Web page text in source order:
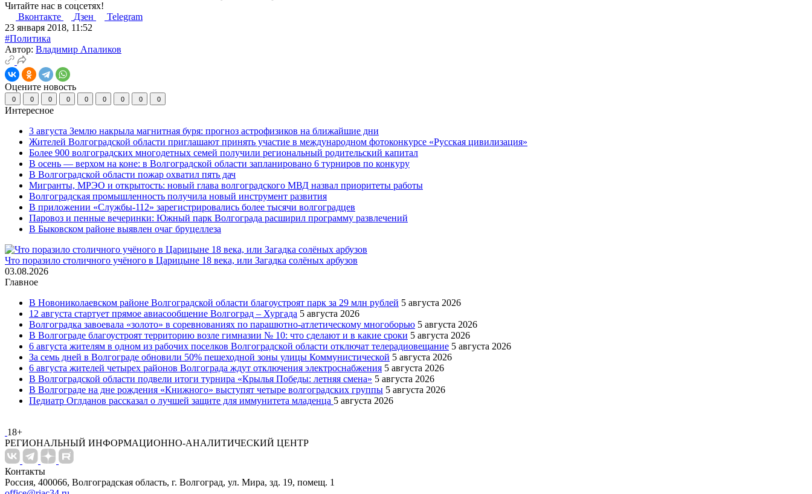
Читайте нас в соцсетях!
Вконтакте
Дзен
Telegram
23 января 2018, 11:52
#Политика
Автор: Владимир Апаликов
Оцените новость
0 0 0 0 0 0 0 0 0
Интересное
3 августа Землю накрыла магнитная буря: прогноз астрофизиков на ближайшие дни
Жителей Волгоградской области приглашают принять участие в международном фотоконкурсе «Русская цивилизация»
Более 900 волгоградских многодетных семей получили региональный родительский капитал
В осень — верхом на коне: в Волгоградской области запланировано 6 турниров по конкуру
В Волгоградской области пожар охватил пять дач
Мигранты, МРЭО и открытость: новый глава волгоградского МВД назвал приоритеты работы
Волгоградская промышленность получила новый инструмент развития
В приложении «Службы-112» зарегистрировались более тысячи волгоградцев
Паровоз и пенные вечеринки: Южный парк Волгограда расширил программу развлечений
В Быковском районе выявлен очаг бруцеллеза
Что поразило столичного учёного в Царицыне 18 века, или Загадка солёных арбузов
03.08.2026
Главное
В Новониколаевском районе Волгоградской области благоустроят парк за 29 млн рублей 5 августа 2026
12 августа стартует прямое авиасообщение Волгоград – Хургада 5 августа 2026
Волгоградка завоевала «золото» в соревнованиях по парашютно-атлетическому многоборью 5 августа 2026
В Волгограде благоустроят территорию возле гимназии № 10: что сделают и в какие сроки 5 августа 2026
6 августа жителям в одном из рабочих поселков Волгоградской области отключат телерадиовещание 5 августа 2026
За семь дней в Волгограде обновили 50% пешеходной зоны улицы Коммунистической 5 августа 2026
6 августа жителей четырех районов Волгограда ждут отключения электроснабжения 5 августа 2026
В Волгоградской области подвели итоги турнира «Крылья Победы: летняя смена» 5 августа 2026
В Волгограде на дне рождения «Книжного» выступят четыре волгоградских группы 5 августа 2026
Педиатр Оглданов рассказал о лучшей защите для иммунитета младенца 5 августа 2026
18+
РЕГИОНАЛЬНЫЙ ИНФОРМАЦИОННО-АНАЛИТИЧЕСКИЙ ЦЕНТР
Контакты
Россия, 400066, Волгоградская область, г. Волгоград, ул. Мира, зд. 19, помещ. 1